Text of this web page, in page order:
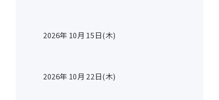
2026年 10月 15日(木)
2026年 10月 22日(木)